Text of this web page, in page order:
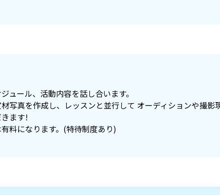
ュール、活動内容を話し合います。
写真を作成し、レッスンと並行して オーディションや撮影
ます!
料になります。(特待制度あり)